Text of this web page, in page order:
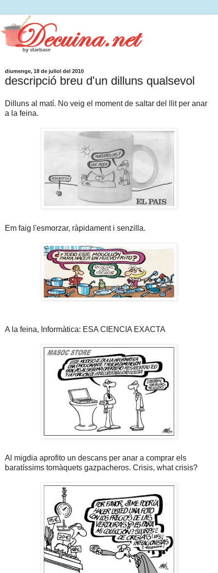
diumenge, 18 de juliol del 2010
descripció breu d'un dilluns qualsevol
Dilluns al matí. No veig el moment de saltar del llit per anar
a la feina.
Em faig l'esmorzar, ràpidament i senzilla.
A la feina, Informàtica: ESA CIENCIA EXACTA
Al migdia aprofito un descans per anar a comprar els
baratíssims tomàquets gazpacheros. Crisis, what crisis?